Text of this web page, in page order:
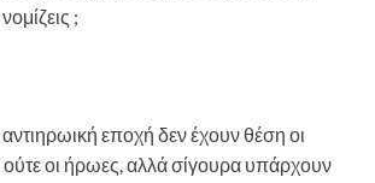
;
αντιηρωική εποχή δεν έχουν θέση οι
οι ήρωες, αλλά σίγουρα υπάρχουν